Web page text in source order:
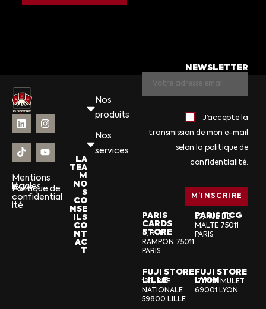
Mentions
légales
CGV
Politique de
confidential
ité
Nos
produits
Nos
services
LA
TEA
M
NO
S
CO
NSE
ILS
CO
NT
AC
T
NEWSLETTER
J’accepte la
transmission de mon e-mail
selon la politique de
confidentialité.
PARIS
CARDS
STORE
6, RUE
RAMPON 75011
PARIS
PARIS TCG
57, RUE DE
MALTE 75011
PARIS
FUJI STORE
LILLE
136, RUE
NATIONALE
59800 LILLE
FUJI STORE
LYON
17, RUE MULET
69001 LYON